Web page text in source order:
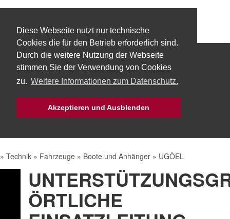
Diese Webseite nutzt nur technische
Cookies die für den Betrieb erforderlich sind.
Durch die weitere Nutzung der Webseite
stimmen Sie der Verwendung von Cookies
zu. Weitere Informationen zum Datenschutz.
Akzeptieren und Ausblenden
Start Über uns Fachbereiche
» Technik » Fahrzeuge » Boote und Anhänger » UGÖEL
ÖRTLICHE